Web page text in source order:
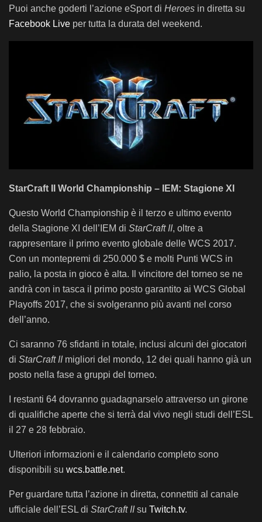
Puoi anche goderti l’azione eSport di Heroes in diretta su
Facebook Live per tutta la durata del weekend.
StarCraft II World Championship – IEM: Stagione XI
Questo World Championship è il terzo e ultimo evento
della Stagione XI dell’IEM di StarCraft II, oltre a
rappresentare il primo evento globale delle WCS 2017.
Con un montepremi di 250.000 $ e molti Punti WCS in
palio, la posta in gioco è alta. Il vincitore del torneo se ne
andrà con in tasca il primo posto garantito ai WCS Global
Playoffs 2017, che si svolgeranno più avanti nel corso
dell’anno.
Ci saranno 76 sfidanti in totale, inclusi alcuni dei giocatori
di StarCraft IImigliori del mondo, 12 dei quali hanno già un
posto nella fase a gruppi del torneo.
I restanti 64 dovranno guadagnarselo attraverso un girone
di qualifiche aperte che si terrà dal vivo negli studi dell’ESL
il 27 e 28 febbraio.
Ulteriori informazioni e il calendario completo sono
disponibili su wcs.battle.net.
Per guardare tutta l’azione in diretta, connettiti al canale
ufficiale dell’ESL di StarCraft IIsu Twitch.tv.